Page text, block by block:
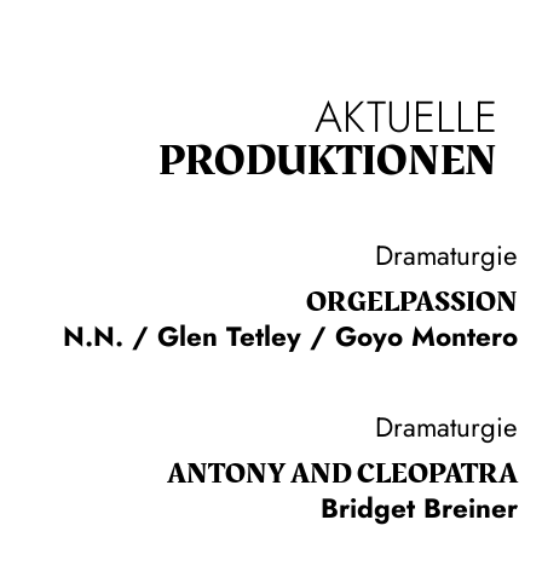
AKTUELLE
PRODUKTIONEN
Dramaturgie
ORGEL­PASSION
N.N. / Glen Tetley / Goyo Montero
Dramaturgie
ANTONY AND CLEOPATRA
Bridget Breiner